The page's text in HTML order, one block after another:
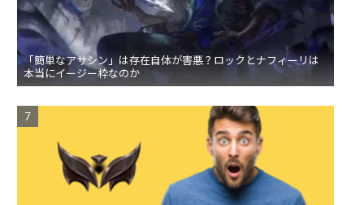
「簡単なアサシン」は存在自体が害悪？ロックとナフィーリは
本当にイージー枠なのか